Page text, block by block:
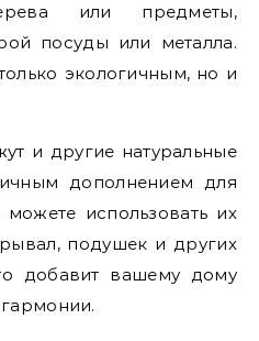
или предметы,
посуды или металла.
экологичным, но и
и другие натуральные
дополнением для
использовать их
подушек и других
добавит вашему дому